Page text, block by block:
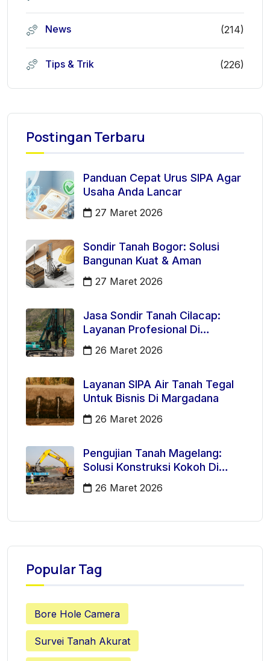
News (214)
Tips & Trik (226)
Postingan Terbaru
Panduan Cepat Urus SIPA Agar
Usaha Anda Lancar
27 Maret 2026
Sondir Tanah Bogor: Solusi
Bangunan Kuat & Aman
27 Maret 2026
Jasa Sondir Tanah Cilacap:
Layanan Profesional Di
Kecamatan Majenang
26 Maret 2026
Layanan SIPA Air Tanah Tegal
Untuk Bisnis Di Margadana
26 Maret 2026
Pengujian Tanah Magelang:
Solusi Konstruksi Kokoh Di
Mertoyudan
26 Maret 2026
Popular Tag
Bore Hole Camera
Survei Tanah Akurat